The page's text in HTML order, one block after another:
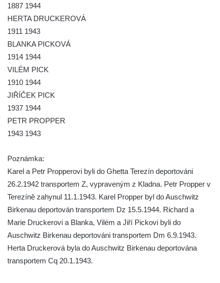
Pamětní deska 240 MILES TO FREEDOM u
pomníku obětem válek na náměstí J. V.
Kamarýta ve Velešíně
Pomník obětem 1. a 2. světové války na
náměstí J. V. Kamarýta ve Velešíně
Pomník obětem 1. a 2. světové války v
Římově
Pomník obětem 2. světové války v Plavu
Pamětní deska obětem 1. světové války v
Plavu
Kenotaf Pepiho Meisela na hřbitově v
Dolním Podluží
Kenotaf Leopolda Malata na hřbitově v
1887 1944
HERTA DRUCKEROVÁ
1911 1943
BLANKA PICKOVÁ
1914 1944
VILÉM PICK
1910 1944
JIŘÍČEK PICK
1937 1944
PETR PROPPER
1943 1943
Poznámka:
Karel a Petr Propperovi byli do Ghetta Terezín deportováni
26.2.1942 transportem Z, vypraveným z Kladna. Petr Propper v
Terezíně zahynul 11.1.1943. Karel Propper byl do Auschwitz
Birkenau deportován transportem Dz 15.5.1944. Richard a
Marie Druckerovi a Blanka, Vilém a Jiří Pickovi byli do
Auschwitz Birkenau deportováni transportem Dm 6.9.1943.
Herta Druckerová byla do Auschwitz Birkenau deportována
transportem Cq 20.1.1943.